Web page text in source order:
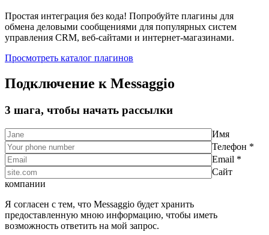
Простая интеграция без кода! Попробуйте плагины для
обмена деловыми сообщениями для популярных систем
управления CRM, веб-сайтами и интернет-магазинами.
Просмотреть каталог плагинов
Подключение к Messaggio
3 шага, чтобы начать рассылки
Имя
Телефон *
Email *
Сайт
компании
Я согласен с тем, что Messaggio будет хранить
предоставленную мною информацию, чтобы иметь
возможность ответить на мой запрос.